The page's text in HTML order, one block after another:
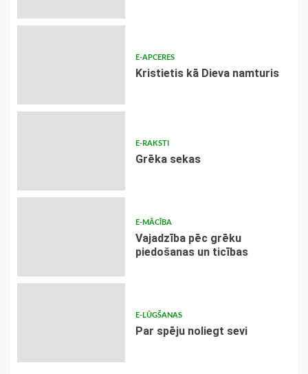
E-APCERES
Kristietis kā Dieva namturis
E-RAKSTI
Grēka sekas
E-MĀCĪBA
Vajadzība pēc grēku
piedošanas un ticības
E-LŪGŠANAS
Par spēju noliegt sevi